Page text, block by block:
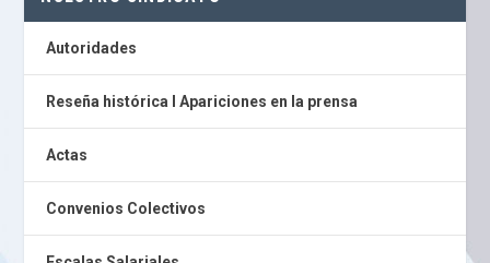
Autoridades
Reseña histórica I Apariciones en la prensa
Actas
Convenios Colectivos